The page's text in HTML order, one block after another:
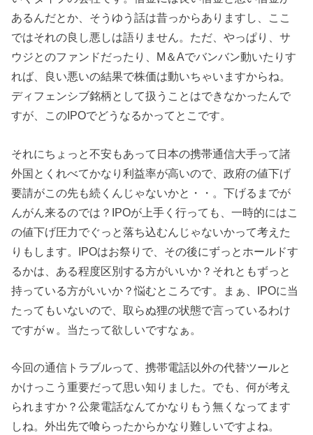
あるんだとか、そうゆう話は昔っからありますし、ここ
ではそれの良し悪しは語りません。ただ、やっぱり、サ
ウジとのファンドだったり、M＆Aでバンバン動いたりす
れば、良い悪いの結果で株価は動いちゃいますからね。
ディフェンシブ銘柄として扱うことはできなかったんで
すが、このIPOでどうなるかってとこです。
それにちょっと不安もあって日本の携帯通信大手って諸
外国とくれべてかなり利益率が高いので、政府の値下げ
要請がこの先も続くんじゃないかと・・。下げるまでが
んがん来るのでは？IPOが上手く行っても、一時的にはこ
の値下げ圧力でぐっと落ち込むんじゃないかって考えた
りもします。IPOはお祭りで、その後にずっとホールドす
るかは、ある程度区別する方がいいか？それともずっと
持っている方がいいか？悩むところです。まぁ、IPOに当
たってもいないので、取らぬ狸の状態で言っているわけ
ですがｗ。当たって欲しいですなぁ。
今回の通信トラブルって、携帯電話以外の代替ツールと
かけっこう重要だって思い知りました。でも、何が考え
られますか？公衆電話なんてかなりもう無くなってます
しね。外出先で喰らったからかなり難しいですよね。